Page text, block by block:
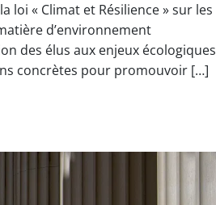
loi « Climat et Résilience » sur les
d’environnement
des élus aux enjeux écologiques
concrètes pour promouvoir […]